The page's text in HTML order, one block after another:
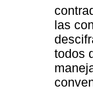
las
todos